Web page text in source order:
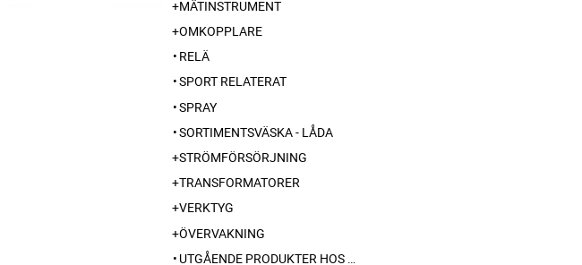
MÄTINSTRUMENT
OMKOPPLARE
RELÄ
SPORT RELATERAT
SPRAY
SORTIMENTSVÄSKA - LÅDA
STRÖMFÖRSÖRJNING
TRANSFORMATORER
VERKTYG
ÖVERVAKNING
UTGÅENDE PRODUKTER HOS LEVERANTÖR